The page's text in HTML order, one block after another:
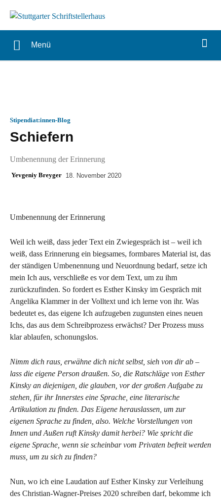
Menü
Stipendiat:innen-Blog
Schiefern
Umbenennung der Erinnerung
Yevgeniy Breyger 18. November 2020
Umbenennung der Erinnerung
Weil ich weiß, dass jeder Text ein Zwiegespräch ist – weil ich
weiß, dass Erinnerung ein biegsames, formbares Material ist, das
der ständigen Umbenennung und Neuordnung bedarf, setze ich
mein Ich aus, verschließe es vor dem Text, um zu ihm
zurückzufinden. So fordert es Esther Kinsky im Gespräch mit
Angelika Klammer in der Volltext und ich lerne von ihr. Was
bedeutet es, das eigene Ich aufzugeben zugunsten eines neuen
Ichs, das aus dem Schreibprozess erwächst? Der Prozess muss
klar ablaufen, schonungslos.
Nimm dich raus, erwähne dich nicht selbst, sieh von dir ab –
lass die eigene Person draußen. So, die Ratschläge von Esther
Kinsky an diejenigen, die glauben, vor der großen Aufgabe zu
stehen, für ihr Innerstes eine Sprache, eine literarische
Artikulation zu finden. Das Eigene herauslassen, um zur
eigenen Sprache zu finden, also. Welche Vorstellungen von
Innen und Außen ruft Kinsky damit herbei? Wie spricht die
eigene Sprache, wenn sie scheinbar vom Privaten befreit werden
muss, um zu sich zu finden?
Nun, wo ich eine Laudation auf Esther Kinsky zur Verleihung
des Christian-Wagner-Preises 2020 schreiben darf, bekomme ich